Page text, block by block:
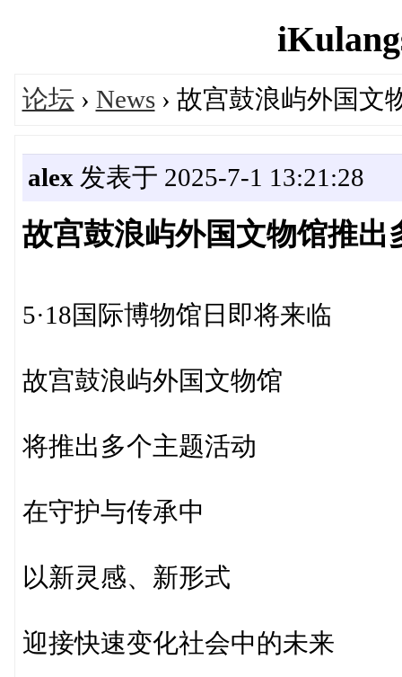
论坛 › News› 故宫鼓浪屿外国文
alex 发表于 2025-7-1 13:21:28
故宫鼓浪屿外国文物馆推出
5·18国际博物馆日即将来临
故宫鼓浪屿外国文物馆
将推出多个主题活动
在守护与传承中
以新灵感、新形式
迎接快速变化社会中的未来